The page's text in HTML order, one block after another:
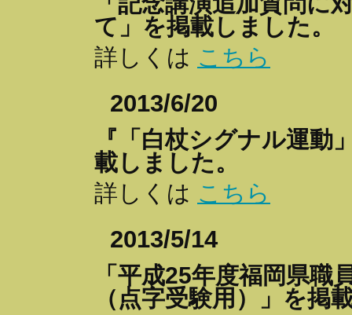
て」を掲載しました。
詳しくは こちら
2013/6/20
『「白杖シグナル運動
載しました。
詳しくは こちら
2013/5/14
「平成25年度福岡県
（点字受験用）」を掲